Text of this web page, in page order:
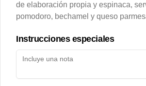
Instagram
Facebook
Iniciar sesión
de elaboración propia y espinaca,
pomodoro, bechamel y queso
Instrucciones especiales